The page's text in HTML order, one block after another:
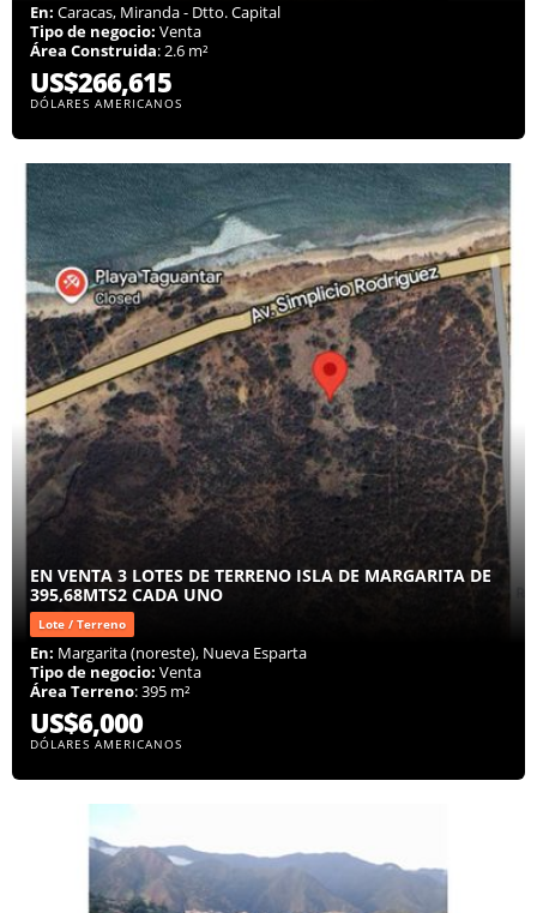
En: Caracas, Miranda - Dtto. Capital
Tipo de negocio: Venta
Área Construida: 2.6 m²
US$266,615
DÓLARES AMERICANOS
EN VENTA 3 LOTES DE TERRENO ISLA DE MARGARITA DE
395,68MTS2 CADA UNO
Lote / Terreno
En: Margarita (noreste), Nueva Esparta
Tipo de negocio: Venta
Área Terreno: 395 m²
US$6,000
DÓLARES AMERICANOS